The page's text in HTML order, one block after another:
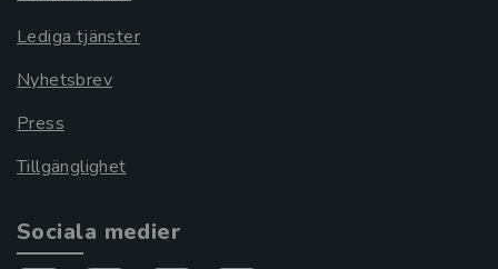
Lediga tjänster
Nyhetsbrev
Press
Tillgänglighet
Sociala medier